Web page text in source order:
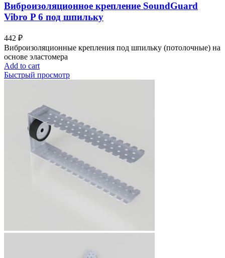
Виброизоляционное крепление SoundGuard
Vibro P 6 под шпильку
442 ₽
Виброизоляционные крепления под шпильку (потолочные) на
основе эластомера
Add to cart
Быстрый просмотр